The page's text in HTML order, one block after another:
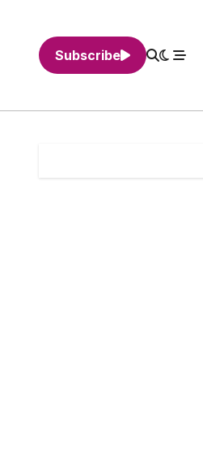
Subscribe